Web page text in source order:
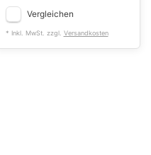
Vergleichen
* Inkl. MwSt. zzgl. Versandkosten